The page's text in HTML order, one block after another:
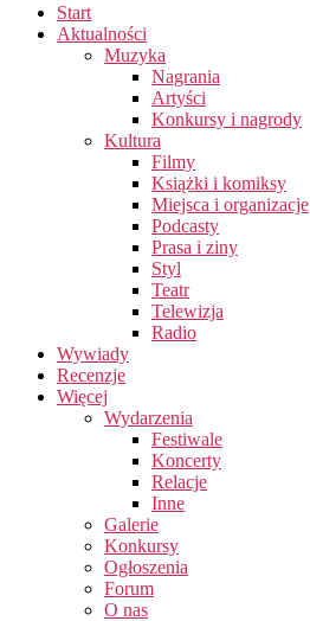
Start
Aktualności
Muzyka
Nagrania
Artyści
Konkursy i nagrody
Kultura
Filmy
Książki i komiksy
Miejsca i organizacje
Podcasty
Prasa i ziny
Styl
Teatr
Telewizja
Radio
Wywiady
Recenzje
Więcej
Wydarzenia
Festiwale
Koncerty
Relacje
Inne
Galerie
Konkursy
Ogłoszenia
Forum
O nas